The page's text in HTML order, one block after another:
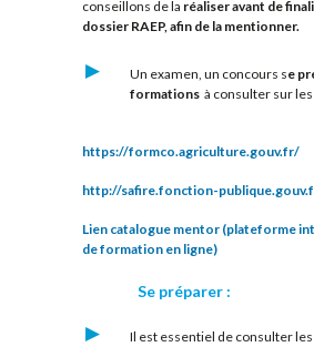
conseillons de la réaliser avant de
dossier RAEP, afin de la mentionner.
Un examen, un concours se
formations à consulter sur
https://formco.agriculture.gouv.fr/
http://safire.fonction-
Lien catalogue mentor (plateforme
de formation en ligne)
Se préparer :
Il est essentiel de consulter